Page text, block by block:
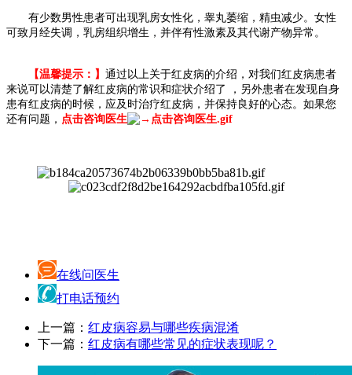
有少数男性患者可出现乳房女性化，睾丸萎缩，精虫减少。女性
可致月经失调，乳房组织增生，并伴有性激素及其代谢产物异常。
【温馨提示：】 通过以上关于红皮病的介绍，对我们红皮病患者
来说可以清楚了解红皮病的常识和症状介绍了 ，另外患者在发现自身
患有红皮病的时候，应及时治疗红皮病，并保持良好的心态。如果您
还有问题， 点击咨询医生
在线问医生
打电话预约
上一篇： 红皮病容易与哪些疾病混淆
下一篇： 红皮病有哪些常见的症状表现呢？